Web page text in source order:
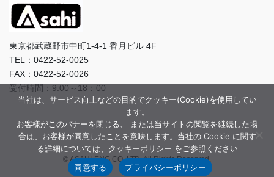
東京都武蔵野市中町1-4-1 香月ビル 4F
TEL：0422-52-0025
FAX：0422-52-0026
受付時間：9:00～18：00
© ASAHI-ENG CO.,LTD. All Rights Reserved.
当社は、サービス向上などの目的でクッキー(Cookie)を使用してい
ます。
お客様がこのバナーを閉じる、 または当サイトの閲覧を継続した場
合は、お客様が同意したことを意味します。当社の Cookie に関す
る詳細については、クッキーポリシー をご参照ください
同意する
プライバシーポリシー